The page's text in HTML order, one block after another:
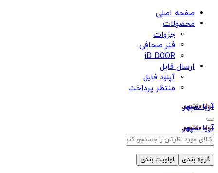
صفحه اصلی
محصولات
جزوات
فنر صحافی
iD DOOR
ارسال فایل
آپلود فایل
منتظر پرداخت
آریا سپهر
آریا سپهر
گروه بندی اولویت بندی